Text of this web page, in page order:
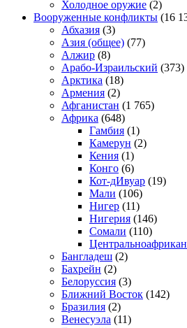
Холодное оружие (2)
Вооруженные конфликты (16
Абхазия (3)
Азия (общее) (77)
Алжир (8)
Арабо-Израильский (373)
Арктика (18)
Армения (2)
Афганистан (1 765)
Африка (648)
Гамбия (1)
Камерун (2)
Кения (1)
Конго (6)
Кот-дИвуар (19)
Мали (106)
Нигер (11)
Нигерия (146)
Сомали (110)
Бангладеш (2)
Бахрейн (2)
Белоруссия (3)
Ближний Восток (142)
Бразилия (2)
Венесуэла (11)